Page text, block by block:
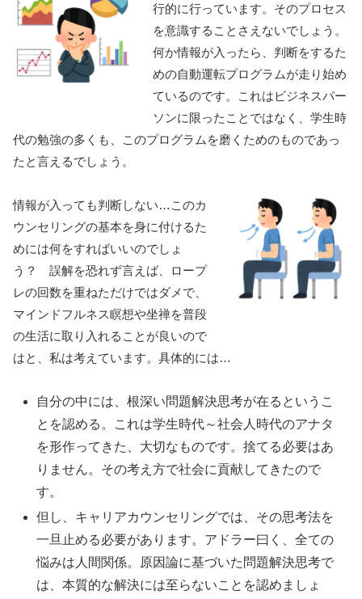
行的に行っています。そのプロセス
を意識することさえないでしょう。
何か情報が入ったら、判断をするた
めの自動運転プログラムが走り始め
ているのです。これはビジネスパー
ソンに限ったことではなく、学生時
代の勉強の多くも、このプログラムを磨くためのものであっ
たと言えるでしょう。
情報が入っても判断しない…このカ
ウンセリングの基本を身に付けるた
めには何をすればいいのでしょ
う？ 誤解を恐れず言えば、ロープ
レの回数を重ねただけではダメで、
マインドフルネス瞑想や坐禅を普段
の生活に取り入れることが良いので
はと、私は考えています。具体的には…
自分の中には、根深い問題解決思考が在る というこ
とを認める。これは学生時代～社会人時代のアナタ
を形作ってきた、大切なものです。捨てる必要はあ
りません。その考え方で社会に貢献してきたので
す。
但し、キャリアカウンセリングでは、その思考法を
一旦止める必要があります。アドラー曰く、全ての
悩みは人間関係。
原因論に基づいた問題解決思考で
は、本質的な解決には至らないこと を認めましょ